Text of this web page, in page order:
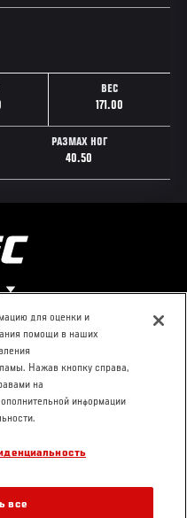
ВЕС
171.00
РАЗМАХ НОГ
40.50
Условия
использования
для оценки и
помощи в наших
Нажав кнопку справа,
на
информации
все